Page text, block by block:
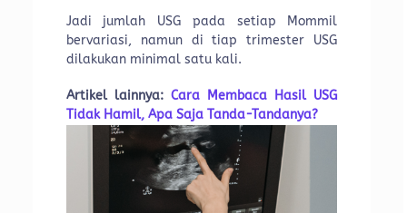
Jadi jumlah USG pada setiap Mommil
bervariasi, namun di tiap trimester USG
dilakukan minimal satu kali.
Artikel lainnya: Cara Membaca Hasil USG
Tidak Hamil, Apa Saja Tanda-Tandanya?